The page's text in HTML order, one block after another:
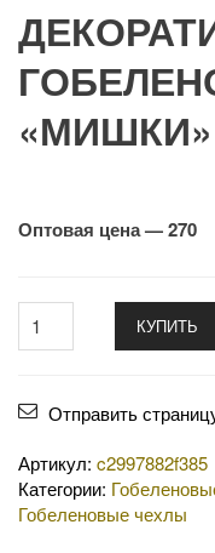
«МИШКИ»
Оптовая цена — 270
КУПИТЬ
Отправить
Артикул: c2997882f385
Категории:
Гобеленовые чехлы